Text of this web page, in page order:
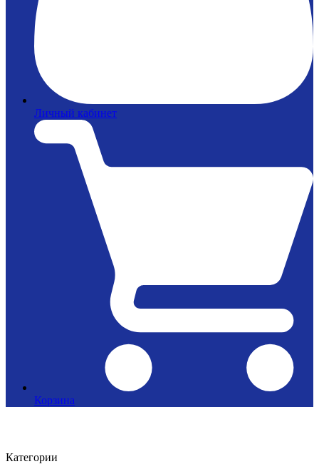
Личный кабинет
Корзина
Категории